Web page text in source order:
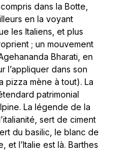
dans la Botte,
en la voyant
les Italiens, et plus
; un mouvement
Bharati, en
l’appliquer dans son
pizza mène à tout). La
patrimonial
La légende de la
sert de ciment
du basilic, le blanc de
et l’Italie est là. Barthes